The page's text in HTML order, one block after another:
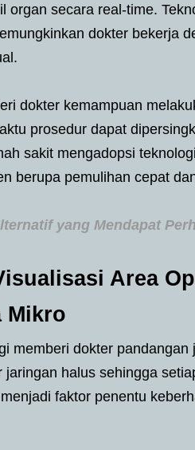
organ secara real-time.
dokter bekerja
dokter kemampuan
prosedur dapat
sakit mengadopsi
berupa pemulihan cepat
yang Mendapat
Area
Mikro
memberi dokter
halus sehingga
faktor penentu